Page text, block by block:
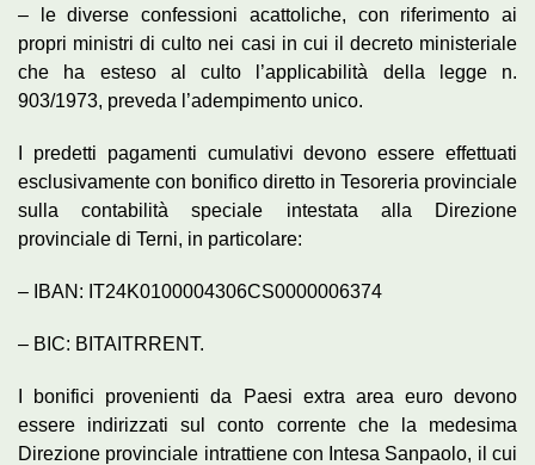
– le diverse confessioni acattoliche, con riferimento ai
propri ministri di culto nei casi in cui il decreto ministeriale
che ha esteso al culto l’applicabilità della legge n.
903/1973, preveda l’adempimento unico.
I predetti pagamenti cumulativi devono essere effettuati
esclusivamente con bonifico diretto in Tesoreria provinciale
sulla contabilità speciale intestata alla Direzione
provinciale di Terni, in particolare:
– IBAN: IT24K0100004306CS0000006374
– BIC: BITAITRRENT.
I bonifici provenienti da Paesi extra area euro devono
essere indirizzati sul conto corrente che la medesima
Direzione provinciale intrattiene con Intesa Sanpaolo, il cui